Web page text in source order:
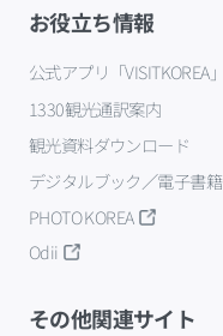
お役立ち情報
公式アプリ「VISITKOREA」
1330観光通訳案内
観光資料ダウンロード
デジタルブック／電子書籍
PHOTO KOREA
Odii
その他関連サイト